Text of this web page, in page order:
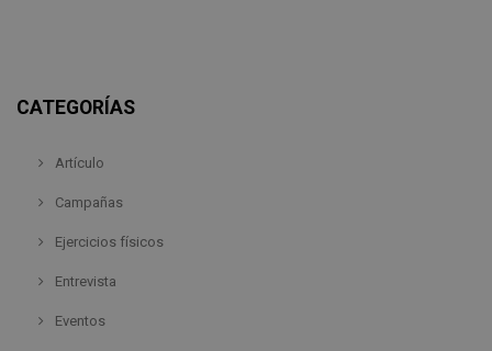
CATEGORÍAS
Artículo
Campañas
Ejercicios físicos
Entrevista
Eventos